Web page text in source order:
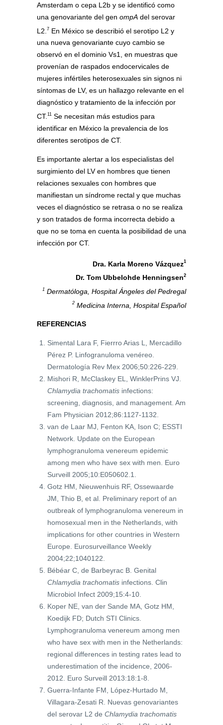
Amsterdam o cepa L2b y se identificó como
una genovariante del gen ompA del serovar
L2. 7 En México se describió el serotipo L2 y
una nueva genovariante cuyo cambio se
observó en el dominio Vs1, en muestras que
provenían de raspados endocervicales de
mujeres infértiles heterosexuales sin signos ni
síntomas de LV, es un hallazgo relevante en el
diagnóstico y tratamiento de la infección por
CT. 11 Se necesitan más estudios para
identificar en México la prevalencia de los
diferentes serotipos de CT.
Es importante alertar a los especialistas del
surgimiento del LV en hombres que tienen
relaciones sexuales con hombres que
manifiestan un síndrome rectal y que muchas
veces el diagnóstico se retrasa o no se realiza
y son tratados de forma incorrecta debido a
que no se toma en cuenta la posibilidad de una
infección por CT.
Dra. Karla Moreno Vázquez1
Dr. Tom Ubbelohde Henningsen2
1 Dermatóloga, Hospital Ángeles del Pedregal
2 Medicina Interna, Hospital Español
REFERENCIAS
Simental Lara F, Fierrro Arias L, Mercadillo
Pérez P. Linfogranuloma venéreo.
Dermatología Rev Mex 2006;50:226-229.
Mishori R, McClaskey EL, WinklerPrins VJ.
Chlamydia trachomatis infections:
screening, diagnosis, and management. Am
Fam Physician 2012;86:1127-1132.
van de Laar MJ, Fenton KA, Ison C; ESSTI
Network. Update on the European
lymphogranuloma venereum epidemic
among men who have sex with men. Euro
Surveill 2005;10:E050602.1.
Gotz HM, Nieuwenhuis RF, Ossewaarde
JM, Thio B, et al. Preliminary report of an
outbreak of lymphogranuloma venereum in
homosexual men in the Netherlands, with
implications for other countries in Western
Europe. Eurosurveillance Weekly
2004;22;1040122.
Bébéar C, de Barbeyrac B. Genital
Chlamydia trachomatis infections. Clin
Microbiol Infect 2009;15:4-10.
Koper NE, van der Sande MA, Gotz HM,
Koedijk FD; Dutch STI Clinics.
Lymphogranuloma venereum among men
who have sex with men in the Netherlands:
regional differences in testing rates lead to
underestimation of the incidence, 2006-
2012. Euro Surveill 2013:18:1-8.
Guerra-Infante FM, López-Hurtado M,
Villagara-Zesati R. Nuevas genovariantes
del serovar L2 de Chlamydia trachomatis